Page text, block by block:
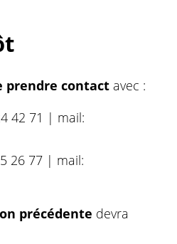
prendre contact avec :
42 71 | mail:
26 77 | mail:
précédente devra